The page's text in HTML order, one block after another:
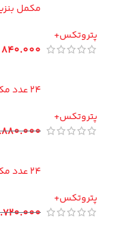
840.000
14.880.000
6.720.000